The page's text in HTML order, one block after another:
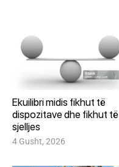
Ekuilibri midis fikhut të
dispozitave dhe fikhut të
sjelljes
4 Gusht, 2026